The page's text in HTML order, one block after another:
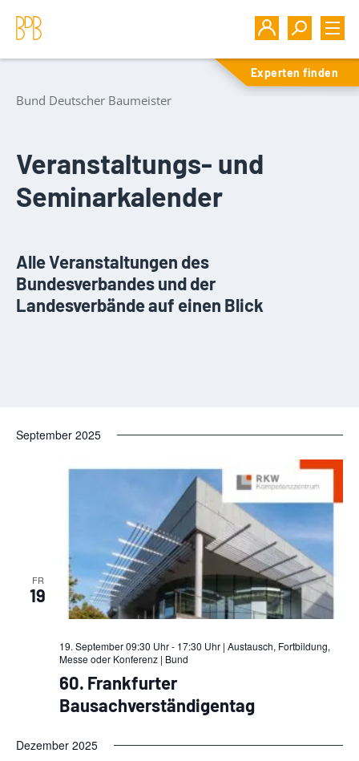
Experten finden
Bund Deutscher Baumeister
Veranstaltungs- und
Seminarkalender
Alle Veranstaltungen des
Bundesverbandes und der
Landesverbände auf einen Blick
September 2025
FR
19
19. September 09:30 Uhr - 17:30 Uhr | Austausch, Fortbildung,
Messe oder Konferenz | Bund
60. Frankfurter
Bausachverständigentag
Dezember 2025